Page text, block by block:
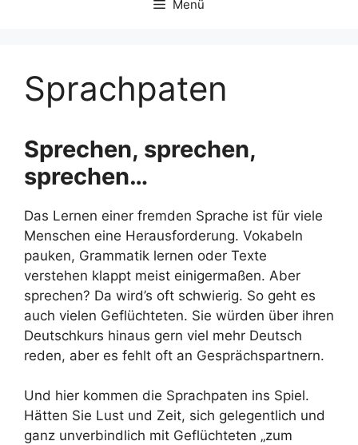
Menü
Sprachpaten
Sprechen, sprechen,
sprechen…
Das Lernen einer fremden Sprache ist für viele
Menschen eine Herausforderung. Vokabeln
pauken, Grammatik lernen oder Texte
verstehen klappt meist einigermaßen. Aber
sprechen? Da wird’s oft schwierig. So geht es
auch vielen Geflüchteten. Sie würden über ihren
Deutschkurs hinaus gern viel mehr Deutsch
reden, aber es fehlt oft an Gesprächspartnern.
Und hier kommen die Sprachpaten ins Spiel.
Hätten Sie Lust und Zeit, sich gelegentlich und
ganz unverbindlich mit Geflüchteten „zum